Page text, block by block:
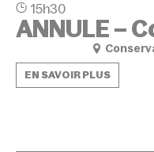
15h30
ANNULE –
EN SAVOIR PLUS